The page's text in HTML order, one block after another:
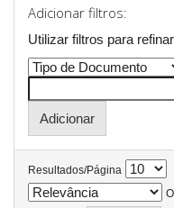
Adicionar filtros:
Utilizar filtros para
Resultados/Página